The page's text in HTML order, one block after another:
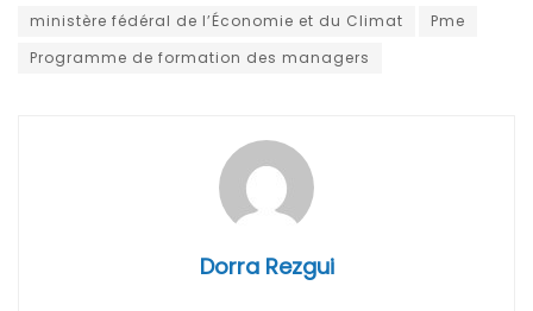
ministère fédéral de l’Économie et du Climat
Pme
Programme de formation des managers
Dorra Rezgui